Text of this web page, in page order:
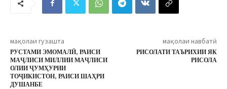
мақолаи гузашта
РУСТАМИ ЭМОМАЛӢ, РАИСИ
МАҶЛИСИ МИЛЛИИ МАҶЛИСИ
ОЛИИ ҶУМҲУРИИ
ТОҶИКИСТОН, РАИСИ ШАҲРИ
ДУШАНБЕ
мақолаи навбатӣ
РИСОЛАТИ ТАЪРИХИИ ЯК
РИСОЛА